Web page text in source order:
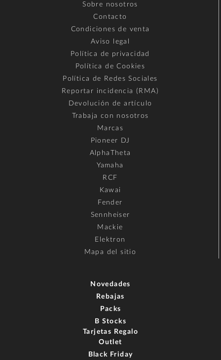
Sobre nosotros
Contacto
Condiciones de venta
Aviso legal
Política de privacidad
Política de Cookies
Política de Redes Sociales
Reportar incidencia (RMA)
Devolución de artículo
Trabaja con nosotros
Marcas
Pioneer DJ
AlphaTheta
Yamaha
RCF
Kawai
Fender
Sennheiser
Mackie
Elektron
Mapa del sitio
Novedades
Rebajas
Packs
B Stocks
Tarjetas Regalo
Outlet
Black Friday